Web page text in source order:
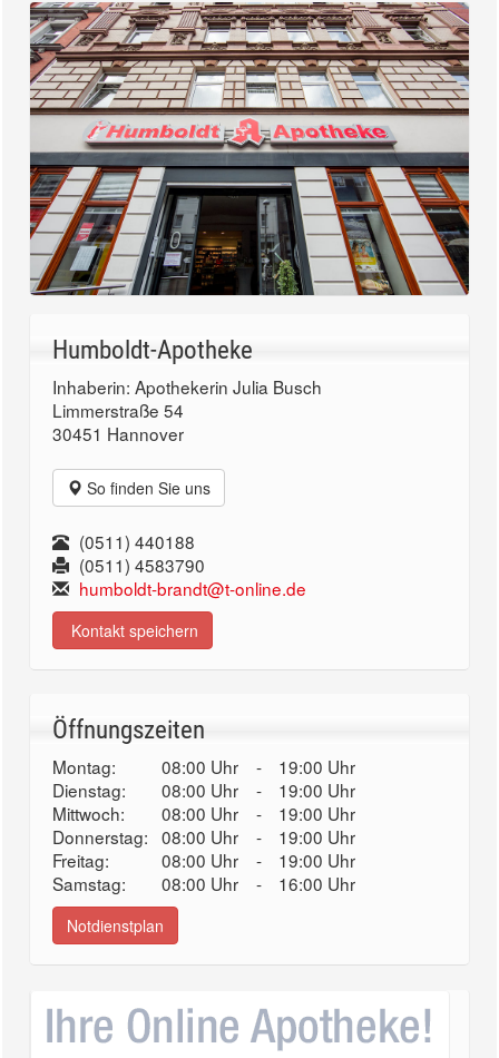
Humboldt-Apotheke
Inhaberin: Apothekerin Julia Busch
Limmerstraße 54
30451 Hannover
So finden Sie uns
(0511) 440188
(0511) 4583790
humboldt-brandt@t-online.de
Kontakt speichern
Öffnungszeiten
Montag: 08:00 Uhr -
19:00 Uhr
Dienstag:
08:00 Uhr -
19:00 Uhr
Mittwoch:
08:00 Uhr -
19:00 Uhr
Donnerstag: 08:00 Uhr -
19:00 Uhr
Freitag:
08:00 Uhr -
19:00 Uhr
Samstag:
08:00 Uhr - 16:00 Uhr
Notdienstplan